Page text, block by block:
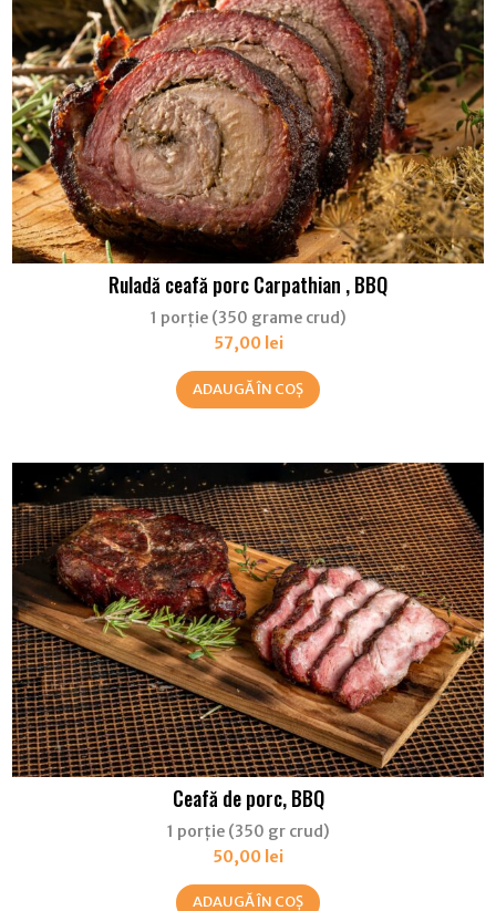
Ruladă ceafă porc Carpathian , BBQ
1 porție (350 grame crud)
57,00 lei
ADAUGĂ ÎN COȘ
Ceafă de porc, BBQ
1 porție (350 gr crud)
50,00 lei
ADAUGĂ ÎN COȘ